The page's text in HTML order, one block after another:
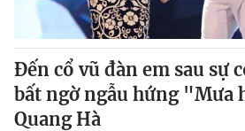
Đến cổ vũ đàn em sau sự
bất ngờ ngẫu hứng "Mưa
Quang Hà